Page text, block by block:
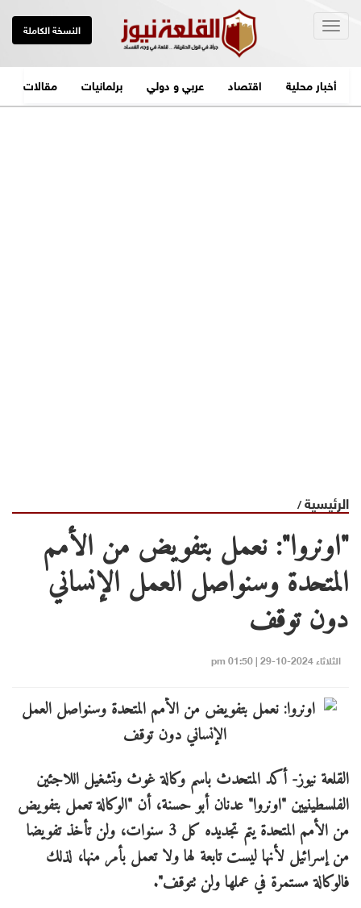
النسخة الكاملة
أخبار محلية اقتصاد عربي و دولي برلمانيات مقالات
الرئيسية/
"اونروا": نعمل بتفويض من الأمم
المتحدة وسنواصل العمل الإنساني
دون توقف
الثلاثاء 2024-10-29 | 01:50 pm
القلعة نيوز- أكد المتحدث باسم وكالة غوث وتشغيل اللاجئين
الفلسطينيين "اونروا" عدنان أبو حسنة، أن "الوكالة تعمل بتفويض
من الأمم المتحدة يتم تجديده كل 3 سنوات، ولن تأخذ تفويضا
من إسرائيل لأنها ليست تابعة لها ولا تعمل بأمر منها، لذلك
فالوكالة مستمرة في عملها ولن تتوقف".